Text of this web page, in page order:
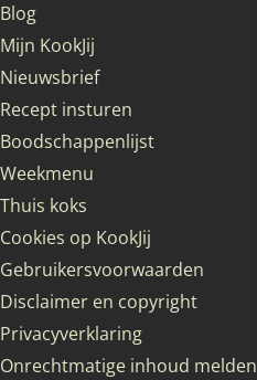
Blog
Mijn KookJij
Nieuwsbrief
Recept insturen
Boodschappenlijst
Weekmenu
Thuis koks
Cookies op KookJij
Gebruikersvoorwaarden
Disclaimer en copyright
Privacyverklaring
Onrechtmatige inhoud melden